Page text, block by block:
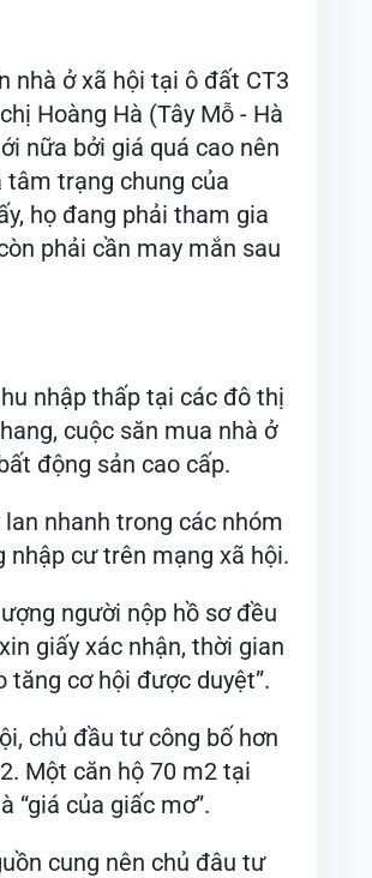
nhà ở xã hội tại ô đất CT3
Hoàng Hà (Tây Mỗ - Hà
nữa bởi giá quá cao nên
tâm trạng chung của
họ đang phải tham gia
phải cần may mắn sau
nhập thấp tại các đô thị
cuộc săn mua nhà ở
động sản cao cấp.
nhanh trong các nhóm
nhập cư trên mạng xã hội.
người nộp hồ sơ đều
giấy xác nhận, thời gian
tăng cơ hội được duyệt”.
chủ đầu tư công bố hơn
Một căn hộ 70 m2 tại
“giá của giấc mơ”.
cung nên chủ đâu tư